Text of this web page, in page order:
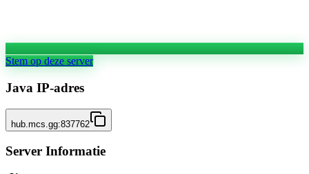
Stem op deze server
Java IP-adres
hub.mcs.gg:837762
Server Informatie